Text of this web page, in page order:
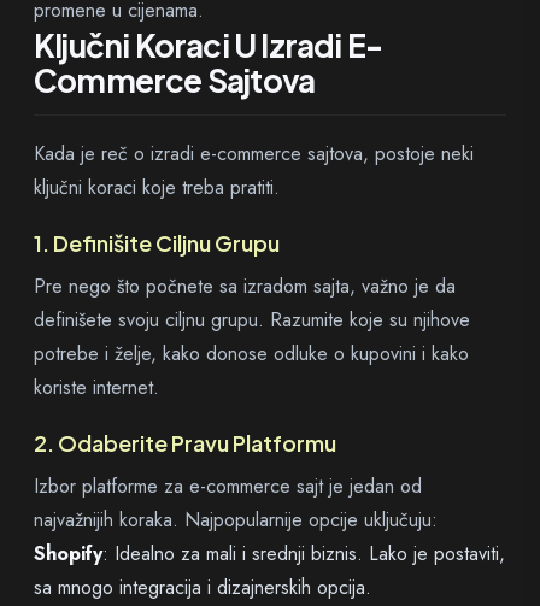
promene u cijenama.
Ključni Koraci U Izradi E-
Commerce Sajtova
Kada je reč o izradi e-commerce sajtova, postoje neki
ključni koraci koje treba pratiti.
1. Definišite Ciljnu Grupu
Pre nego što počnete sa izradom sajta, važno je da
definišete svoju ciljnu grupu. Razumite koje su njihove
potrebe i želje, kako donose odluke o kupovini i kako
koriste internet.
2. Odaberite Pravu Platformu
Izbor platforme za e-commerce sajt je jedan od
najvažnijih koraka. Najpopularnije opcije uključuju:
Shopify: Idealno za mali i srednji biznis. Lako je postaviti,
sa mnogo integracija i dizajnerskih opcija.